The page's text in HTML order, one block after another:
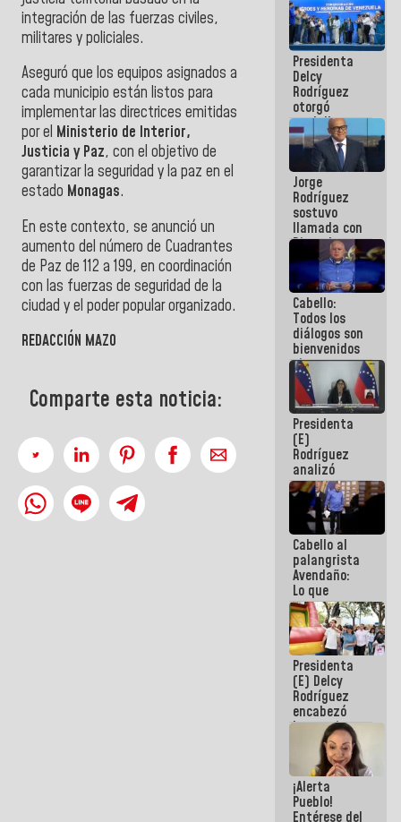
integración de las fuerzas civiles,
militares y policiales.
Aseguró que los equipos asignados a
cada municipio están listos para
implementar las directrices emitidas
por el Ministerio de Interior,
Justicia y Paz, con el objetivo de
garantizar la seguridad y la paz en el
estado Monagas.
En este contexto, se anunció un
aumento del número de Cuadrantes
de Paz de 112 a 199, en coordinación
con las fuerzas de seguridad de la
ciudad y el poder popular organizado.
REDACCIÓN MAZO
Comparte esta noticia:
optimizar
manejo de
escombros
en La Guaira
Presidenta
Delcy
Rodríguez
otorgó
medalla
"Héroe de
Venezuela"
a servidores
públicos
Jorge
Rodríguez
sostuvo
llamada con
Dinorah
Figuera y
acuerdan
primer
encuentro
presencial
para el
diálogo
Cabello:
Todos los
diálogos son
bienvenidos
siempre que
estén en el
marco de la
Constitución
de la
República
Presidenta
(E)
Rodríguez
analizó
junto a
gobernadores
planes de
recuperación
del Sistema
Eléctrico
Nacional
Cabello al
palangrista
Avendaño:
Lo que
vayas a
escribir
hazlo hoy
por que no
sabemos si
la semana
que viene
hay
programa
Presidenta
(E) Delcy
Rodríguez
encabezó
lanzamiento
del Plan
Nacional de
Recreación
Vacacional
¡Alerta
Pueblo!
Entérese del